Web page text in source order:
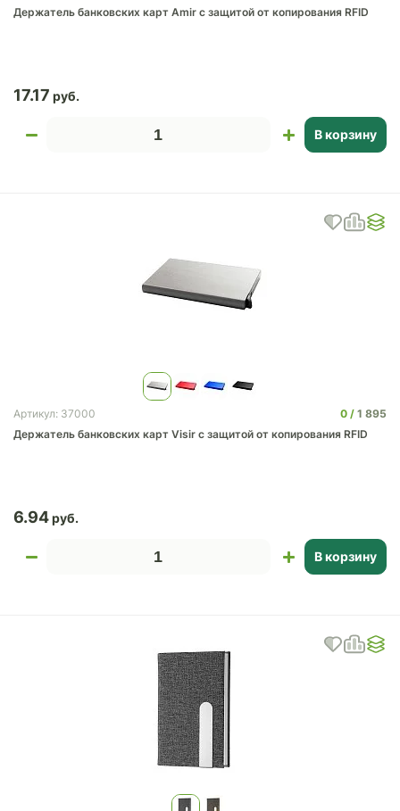
Держатель банковских карт Amir с защитой от копирования RFID
17.17
В корзину
Артикул: 37000 0
1 895
Держатель банковских карт Visir с защитой от копирования RFID
6.94
В корзину